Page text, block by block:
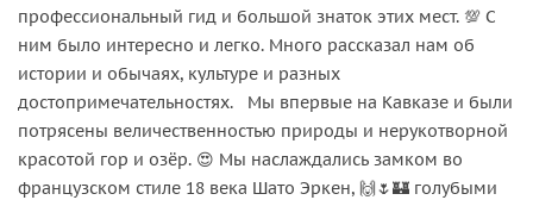
профессиональный гид и большой знаток этих мест. 💯 С
ним было интересно и легко. Много рассказал нам об
истории и обычаях, культуре и разных
достопримечательностях. Мы впервые на Кавказе и были
потрясены величественностью природы и нерукотворной
красотой гор и озёр. 😍 Мы наслаждались замком во
французском стиле 18 века Шато Эркен, 🙌🌷🏰 голубыми